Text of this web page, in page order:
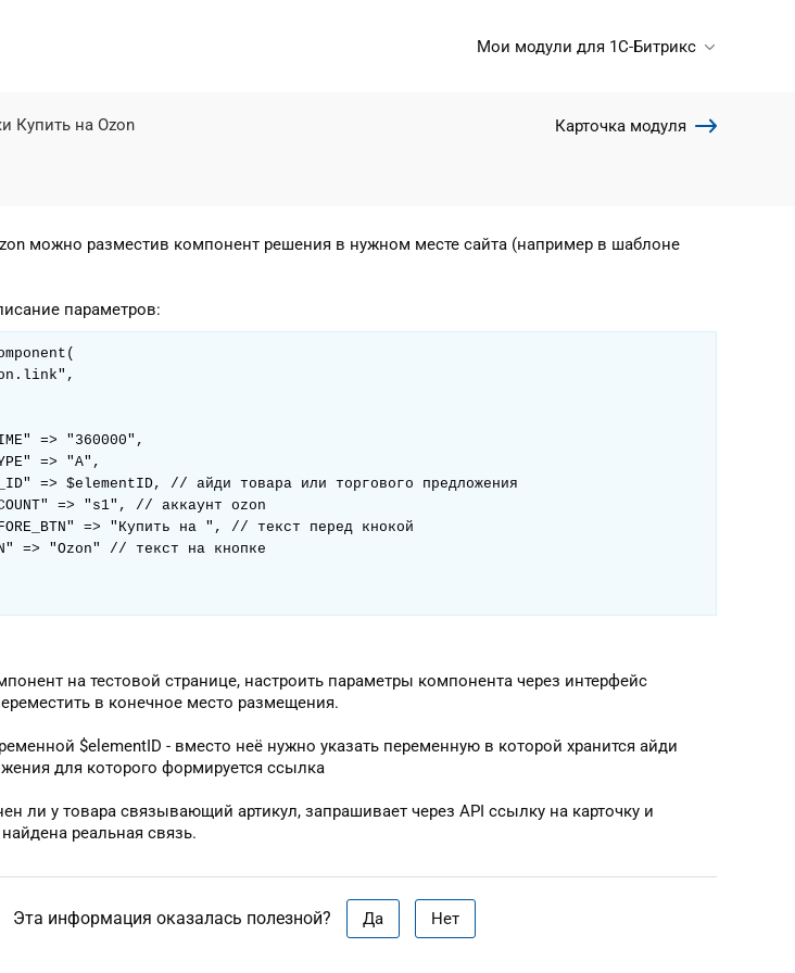
Мои модули для 1С-Битрикс
Карточка модуля
Купить на Ozon
можно разместив компонент решения в нужном месте сайта (например в шаблоне
параметров:
на тестовой странице, настроить параметры компонента через интерфейс
в конечное место размещения.
$elementID - вместо неё нужно указать переменную в которой хранится айди
для которого формируется ссылка
ли у товара связывающий артикул, запрашивает через API ссылку на карточку и
реальная связь.
Эта информация оказалась полезной? Да Нет